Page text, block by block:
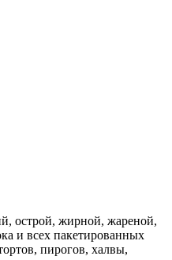
острой, жирной, жареной,
и всех пакетированных
пирогов, халвы,